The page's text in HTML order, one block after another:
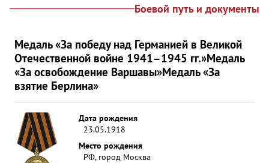
Боевой путь и документы
Медаль «За победу над Германией в Великой
Отечественной войне 1941–1945 гг.»Медаль
«За освобождение Варшавы»Медаль «За
взятие Берлина»
Дата рождения
23.05.1918
Место рождения
РФ, город Москва